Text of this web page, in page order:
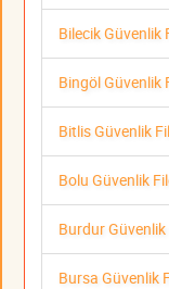
Bilecik Güvenlik
Bingöl Güvenlik
Bitlis Güvenlik
Bolu Güvenlik
Burdur Güvenlik
Bursa Güvenlik